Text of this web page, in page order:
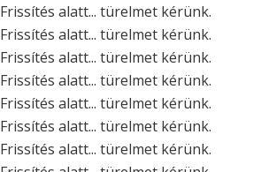
Frissítés alatt... türelmet kérünk.
Frissítés alatt... türelmet kérünk.
Frissítés alatt... türelmet kérünk.
Frissítés alatt... türelmet kérünk.
Frissítés alatt... türelmet kérünk.
Frissítés alatt... türelmet kérünk.
Frissítés alatt... türelmet kérünk.